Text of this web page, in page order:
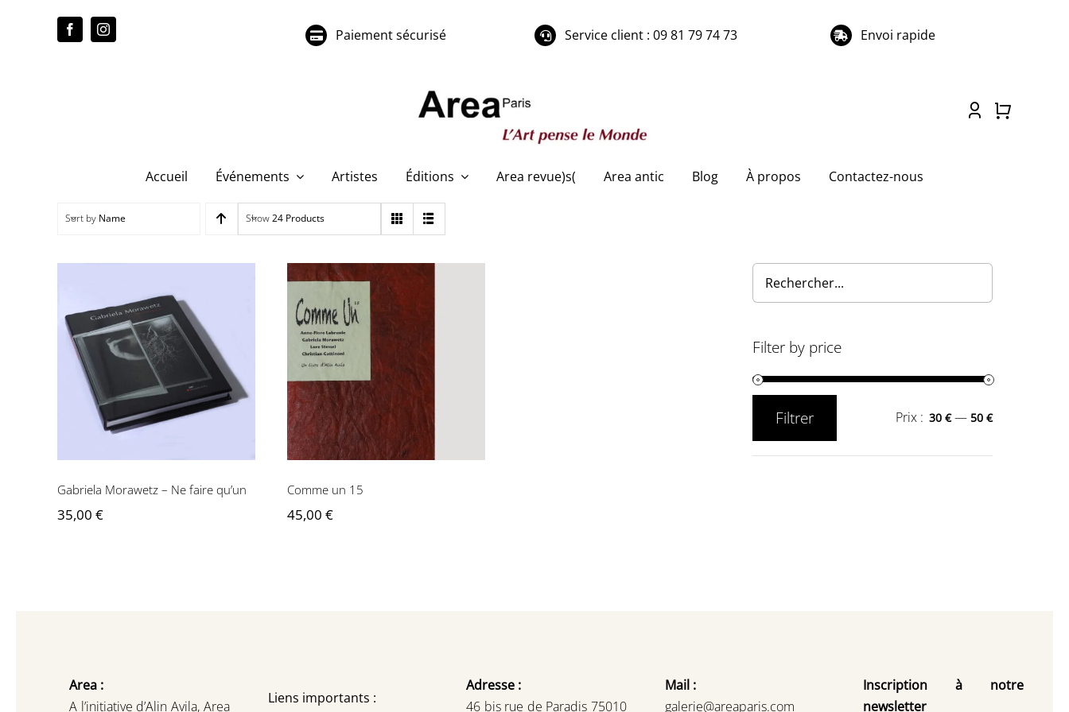
Paiement sécurisé Service client : 09 81 79 74 73 Envoi rapide
Accueil Événements Artistes Éditions Area revue)s( Area antic Blog À propos Contactez-nous
Sort by Name Show24 Products
Gabriela Morawetz – Ne
faire qu’un
Gabriela Morawetz – Ne faire qu’un
35,00 €
Comme un 15
Comme un 15
45,00 €
Filter by price
Filtrer Prix : 30 €— 50 €
Area :
A l’initiative d’Alin Avila, Area Liens importants :
Adresse :
46 bis rue de Paradis 75010
Mail :
galerie@areaparis.com
Inscription à notre
newsletter